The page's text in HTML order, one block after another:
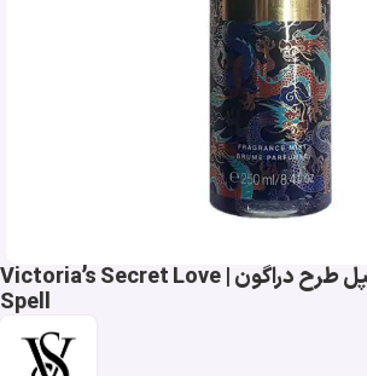
بادی اسپلش لاو اسپل طرح دراگون | Victoria’s Secret Love
Spell